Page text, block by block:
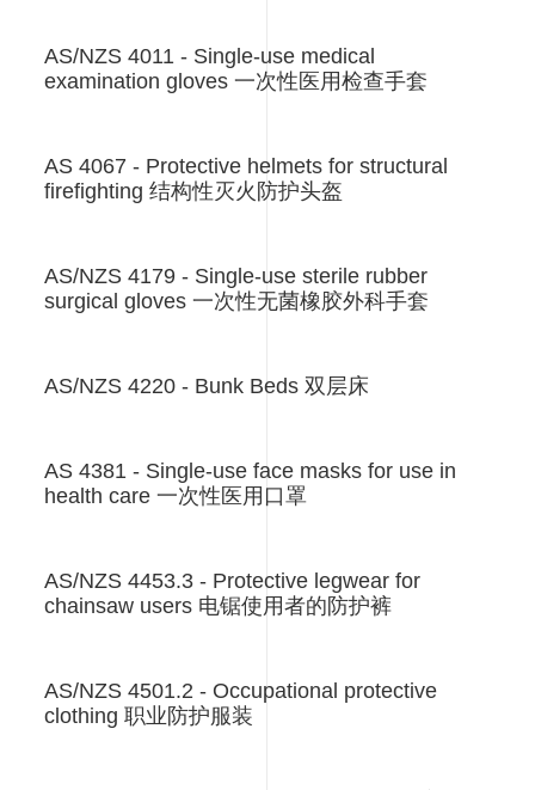
AS/NZS 4011 - Single-use medical
examination gloves 一次性医用检查手套
AS 4067 - Protective helmets for structural
firefighting 结构性灭火防护头盔
AS/NZS 4179 - Single-use sterile rubber
surgical gloves 一次性无菌橡胶外科手套
AS/NZS 4220 - Bunk Beds 双层床
AS 4381 - Single-use face masks for use in
health care 一次性医用口罩
AS/NZS 4453.3 - Protective legwear for
chainsaw users 电锯使用者的防护裤
AS/NZS 4501.2 - Occupational protective
clothing 职业防护服装